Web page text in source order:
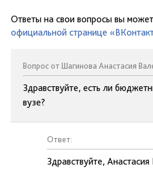
Ответы на свои вопросы вы
официальной странице
Вопрос от Шагинова Анастасия
Здравствуйте, есть ли
вузе?
Ответ:
Здравствуйте,